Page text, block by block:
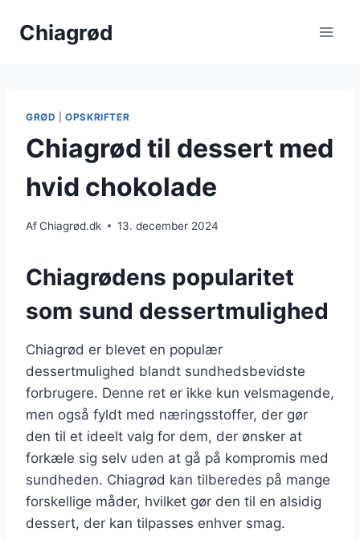
Chiagrød
GRØD |OPSKRIFTER
Chiagrød til dessert med
hvid chokolade
AfChiagrød.dk 13. december 2024
Chiagrødens popularitet
som sund dessertmulighed
Chiagrød er blevet en populær
dessertmulighed blandt sundhedsbevidste
forbrugere. Denne ret er ikke kun velsmagende,
men også fyldt med næringsstoffer, der gør
den til et ideelt valg for dem, der ønsker at
forkæle sig selv uden at gå på kompromis med
sundheden. Chiagrød kan tilberedes på mange
forskellige måder, hvilket gør den til en alsidig
dessert, der kan tilpasses enhver smag.